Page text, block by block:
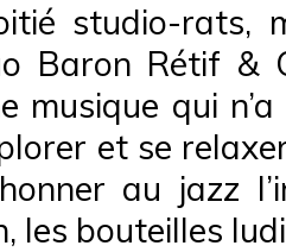
studio-rats,
Baron Rétif &
musique qui
et se
au jazz
les bouteilles